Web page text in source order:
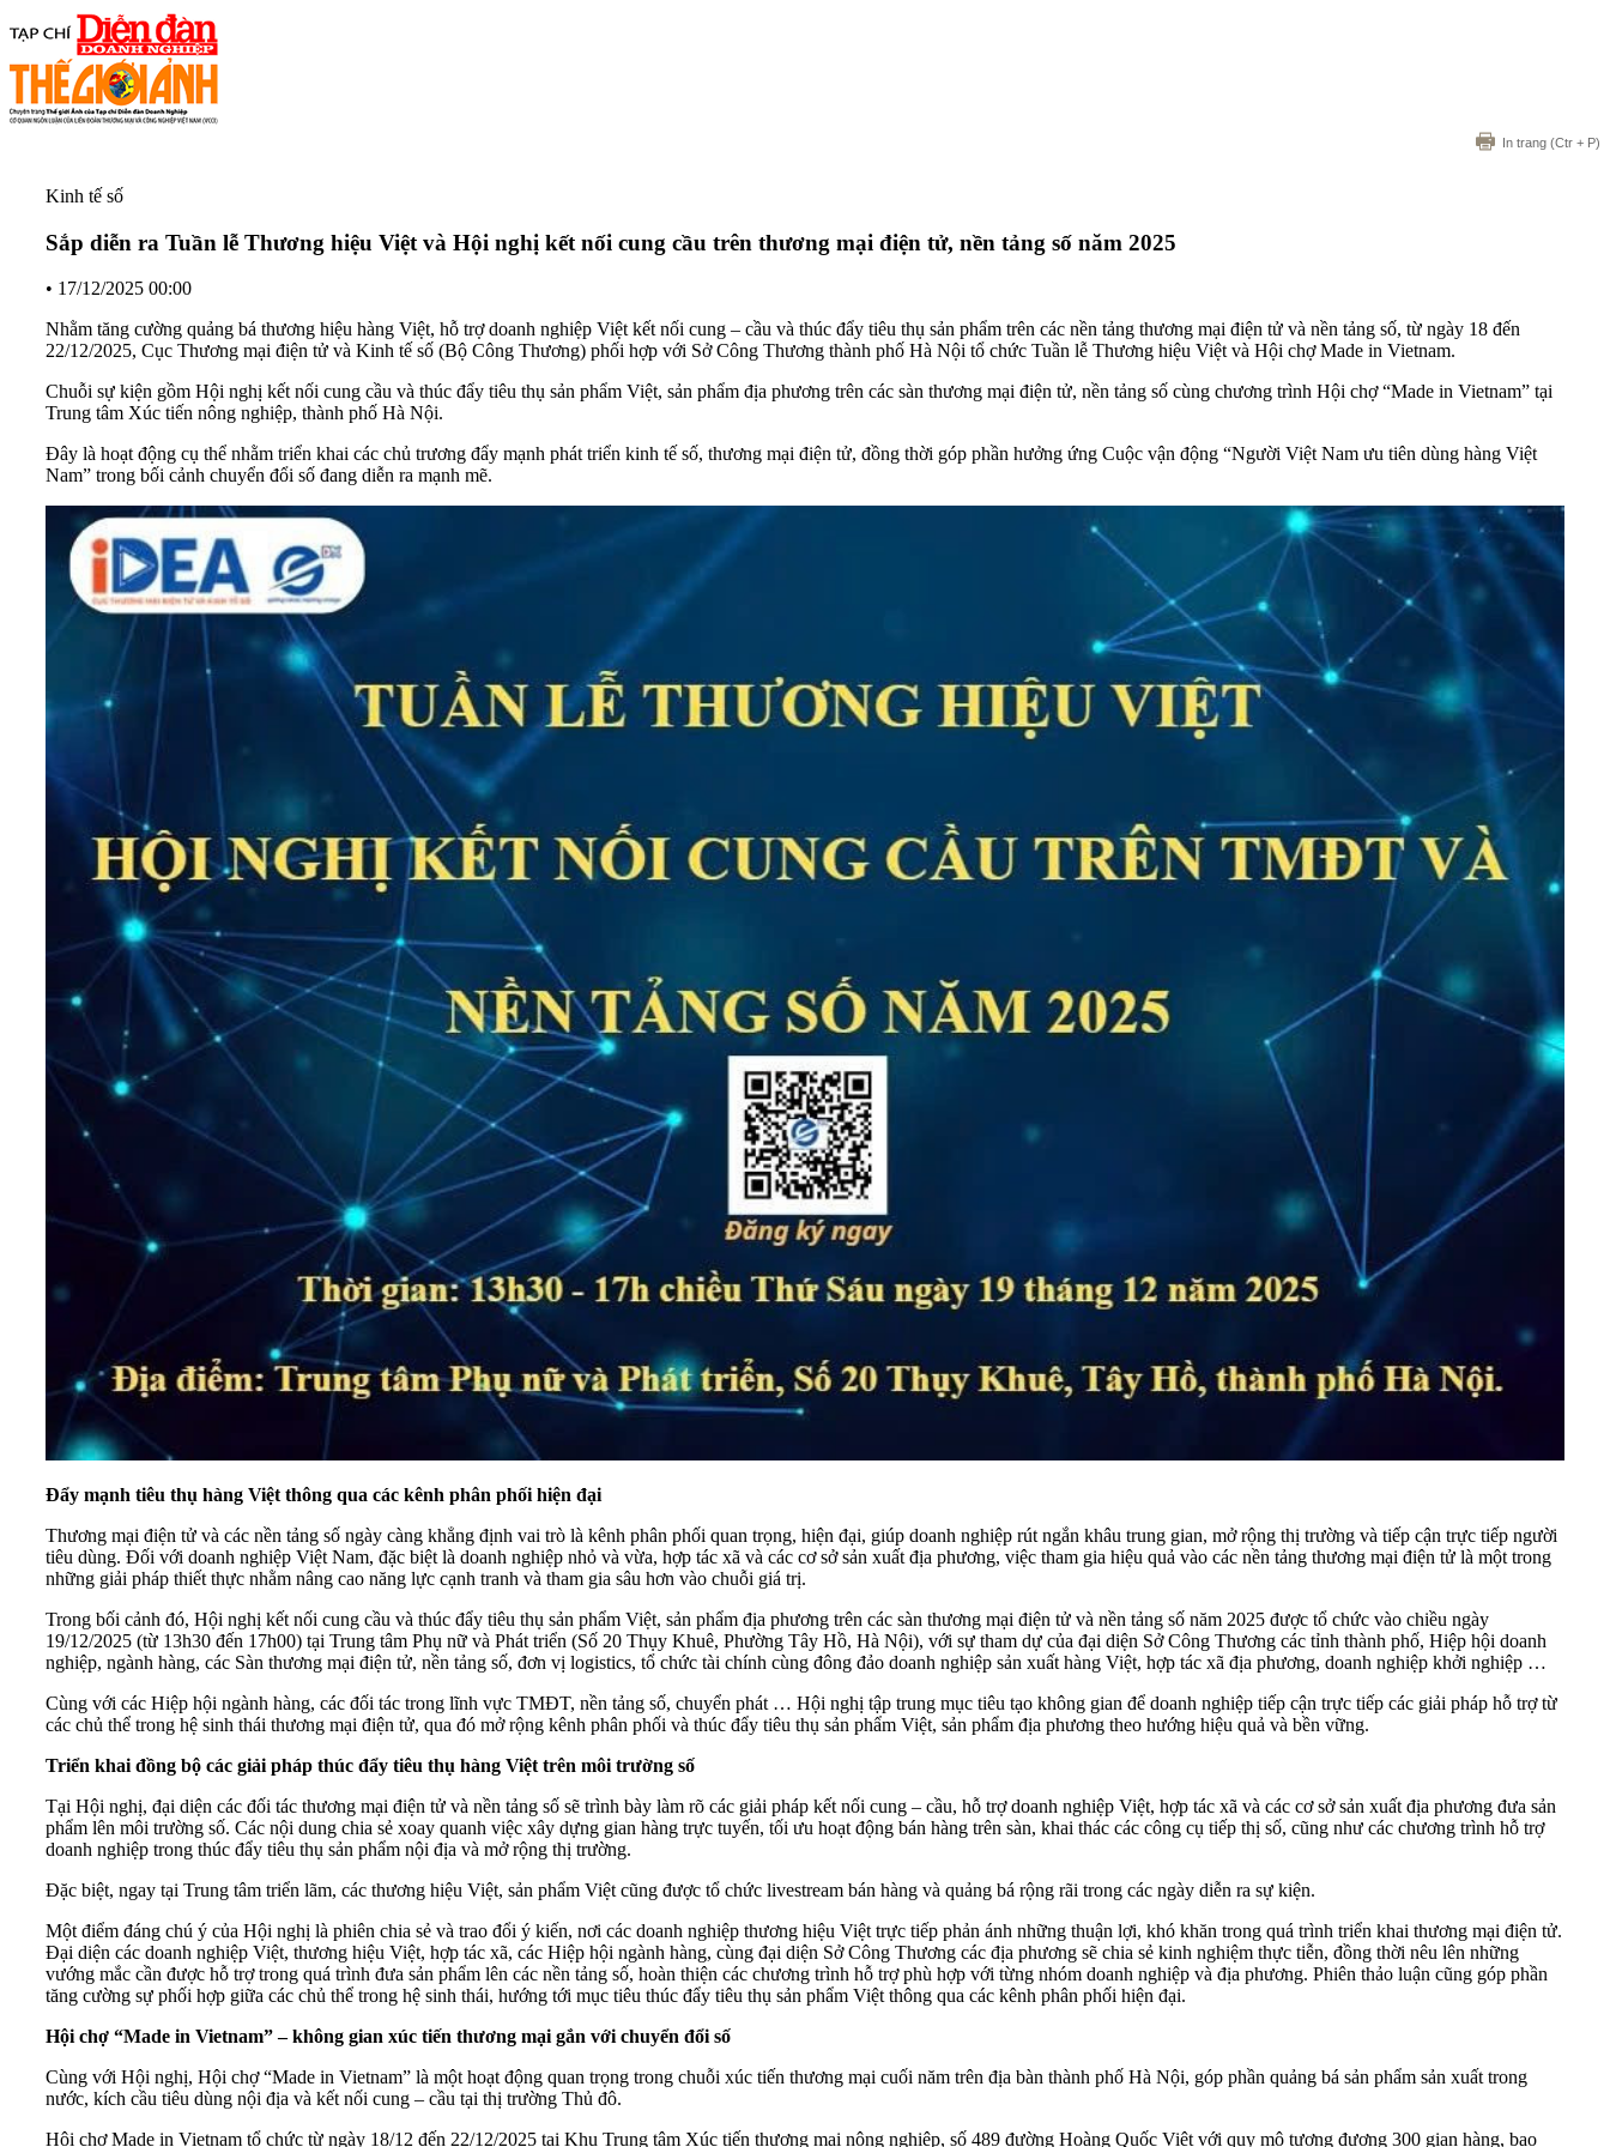
In trang (Ctr + P)
Kinh tế số
Sắp diễn ra Tuần lễ Thương hiệu Việt và Hội nghị kết nối cung cầu trên thương mại điện tử, nền tảng số năm 2025
• 17/12/2025 00:00
Nhằm tăng cường quảng bá thương hiệu hàng Việt, hỗ trợ doanh nghiệp Việt kết nối cung – cầu và thúc đẩy tiêu thụ sản phẩm trên các nền tảng thương mại điện tử và nền tảng số, từ ngày 18 đến
22/12/2025, Cục Thương mại điện tử và Kinh tế số (Bộ Công Thương) phối hợp với Sở Công Thương thành phố Hà Nội tổ chức Tuần lễ Thương hiệu Việt và Hội chợ Made in Vietnam.
Chuỗi sự kiện gồm Hội nghị kết nối cung cầu và thúc đẩy tiêu thụ sản phẩm Việt, sản phẩm địa phương trên các sàn thương mại điện tử, nền tảng số cùng chương trình Hội chợ “Made in Vietnam” tại
Trung tâm Xúc tiến nông nghiệp, thành phố Hà Nội.
Đây là hoạt động cụ thể nhằm triển khai các chủ trương đẩy mạnh phát triển kinh tế số, thương mại điện tử, đồng thời góp phần hưởng ứng Cuộc vận động “Người Việt Nam ưu tiên dùng hàng Việt
Nam” trong bối cảnh chuyển đổi số đang diễn ra mạnh mẽ.
Đẩy mạnh tiêu thụ hàng Việt thông qua các kênh phân phối hiện đại
Thương mại điện tử và các nền tảng số ngày càng khẳng định vai trò là kênh phân phối quan trọng, hiện đại, giúp doanh nghiệp rút ngắn khâu trung gian, mở rộng thị trường và tiếp cận trực tiếp người
tiêu dùng. Đối với doanh nghiệp Việt Nam, đặc biệt là doanh nghiệp nhỏ và vừa, hợp tác xã và các cơ sở sản xuất địa phương, việc tham gia hiệu quả vào các nền tảng thương mại điện tử là một trong
những giải pháp thiết thực nhằm nâng cao năng lực cạnh tranh và tham gia sâu hơn vào chuỗi giá trị.
Trong bối cảnh đó, Hội nghị kết nối cung cầu và thúc đẩy tiêu thụ sản phẩm Việt, sản phẩm địa phương trên các sàn thương mại điện tử và nền tảng số năm 2025 được tổ chức vào chiều ngày
19/12/2025 (từ 13h30 đến 17h00) tại Trung tâm Phụ nữ và Phát triển (Số 20 Thụy Khuê, Phường Tây Hồ, Hà Nội), với sự tham dự của đại diện Sở Công Thương các tỉnh thành phố, Hiệp hội doanh
nghiệp, ngành hàng, các Sàn thương mại điện tử, nền tảng số, đơn vị logistics, tổ chức tài chính cùng đông đảo doanh nghiệp sản xuất hàng Việt, hợp tác xã địa phương, doanh nghiệp khởi nghiệp …
Cùng với các Hiệp hội ngành hàng, các đối tác trong lĩnh vực TMĐT, nền tảng số, chuyển phát … Hội nghị tập trung mục tiêu tạo không gian để doanh nghiệp tiếp cận trực tiếp các giải pháp hỗ trợ từ
các chủ thể trong hệ sinh thái thương mại điện tử, qua đó mở rộng kênh phân phối và thúc đẩy tiêu thụ sản phẩm Việt, sản phẩm địa phương theo hướng hiệu quả và bền vững.
Triển khai đồng bộ các giải pháp thúc đẩy tiêu thụ hàng Việt trên môi trường số
Tại Hội nghị, đại diện các đối tác thương mại điện tử và nền tảng số sẽ trình bày làm rõ các giải pháp kết nối cung – cầu, hỗ trợ doanh nghiệp Việt, hợp tác xã và các cơ sở sản xuất địa phương đưa sản
phẩm lên môi trường số. Các nội dung chia sẻ xoay quanh việc xây dựng gian hàng trực tuyến, tối ưu hoạt động bán hàng trên sàn, khai thác các công cụ tiếp thị số, cũng như các chương trình hỗ trợ
doanh nghiệp trong thúc đẩy tiêu thụ sản phẩm nội địa và mở rộng thị trường.
Đặc biệt, ngay tại Trung tâm triển lãm, các thương hiệu Việt, sản phẩm Việt cũng được tổ chức livestream bán hàng và quảng bá rộng rãi trong các ngày diễn ra sự kiện.
Một điểm đáng chú ý của Hội nghị là phiên chia sẻ và trao đổi ý kiến, nơi các doanh nghiệp thương hiệu Việt trực tiếp phản ánh những thuận lợi, khó khăn trong quá trình triển khai thương mại điện tử.
Đại diện các doanh nghiệp Việt, thương hiệu Việt, hợp tác xã, các Hiệp hội ngành hàng, cùng đại diện Sở Công Thương các địa phương sẽ chia sẻ kinh nghiệm thực tiễn, đồng thời nêu lên những
vướng mắc cần được hỗ trợ trong quá trình đưa sản phẩm lên các nền tảng số, hoàn thiện các chương trình hỗ trợ phù hợp với từng nhóm doanh nghiệp và địa phương. Phiên thảo luận cũng góp phần
tăng cường sự phối hợp giữa các chủ thể trong hệ sinh thái, hướng tới mục tiêu thúc đẩy tiêu thụ sản phẩm Việt thông qua các kênh phân phối hiện đại.
Hội chợ “Made in Vietnam” – không gian xúc tiến thương mại gắn với chuyển đổi số
Cùng với Hội nghị, Hội chợ “Made in Vietnam” là một hoạt động quan trọng trong chuỗi xúc tiến thương mại cuối năm trên địa bàn thành phố Hà Nội, góp phần quảng bá sản phẩm sản xuất trong
nước, kích cầu tiêu dùng nội địa và kết nối cung – cầu tại thị trường Thủ đô.
Hội chợ Made in Vietnam tổ chức từ ngày 18/12 đến 22/12/2025 tại Khu Trung tâm Xúc tiến thương mại nông nghiệp, số 489 đường Hoàng Quốc Việt với quy mô tương đương 300 gian hàng, bao